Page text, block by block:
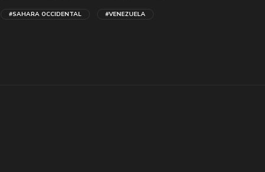
#SAHARA OCCIDENTAL #VENEZUELA